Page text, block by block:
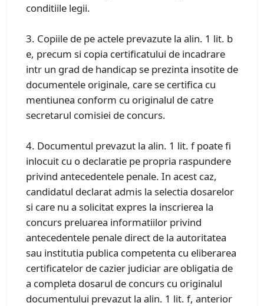
conditiile legii.
3. Copiile de pe actele prevazute la alin. 1 lit. b
e, precum si copia certificatului de incadrare
intr un grad de handicap se prezinta insotite de
documentele originale, care se certifica cu
mentiunea conform cu originalul de catre
secretarul comisiei de concurs.
4. Documentul prevazut la alin. 1 lit. f poate fi
inlocuit cu o declaratie pe propria raspundere
privind antecedentele penale. In acest caz,
candidatul declarat admis la selectia dosarelor
si care nu a solicitat expres la inscrierea la
concurs preluarea informatiilor privind
antecedentele penale direct de la autoritatea
sau institutia publica competenta cu eliberarea
certificatelor de cazier judiciar are obligatia de
a completa dosarul de concurs cu originalul
documentului prevazut la alin. 1 lit. f, anterior